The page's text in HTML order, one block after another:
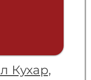
Кухар,